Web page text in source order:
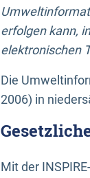
erfolgen kann,
elektronischen
Die
2006) in
Mit der